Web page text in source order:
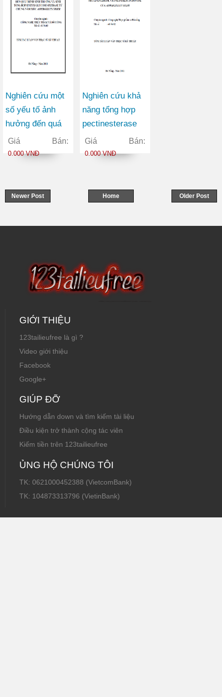
Nghiên cứu một
số yếu tố ảnh
hưởng đến quá
trình sinh trưởng
và sinh tổng hợp
nấm mốc
Giá Bán:
0.000 VNĐ
Nghiên cứu khả
năng tổng hợp
pectinesterase
và
polygalacturonas
Giá Bán:
0.000 VNĐ
Newer Post Older Post
Home
GIỚI THIỆU
123tailieufree là gì ?
Video giới thiệu
Facebook
Google+
GIÚP ĐỠ
Hướng dẫn down và tìm kiếm tài liệu
Điều kiện trở thành cộng tác viên
Kiếm tiền trên 123tailieufree
ỦNG HỘ CHÚNG TÔI
TK: 0621000452388 (VietcomBank)
TK: 104873313796 (VietinBank)